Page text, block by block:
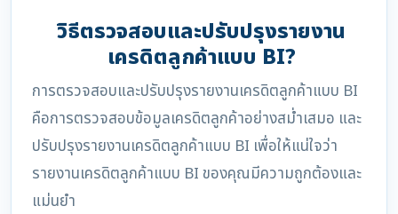
วิธีตรวจสอบและปรับปรุงรายงาน
เครดิตลูกค้าแบบ BI?
การตรวจสอบและปรับปรุงรายงานเครดิตลูกค้าแบบ BI
คือการตรวจสอบข้อมูลเครดิตลูกค้าอย่างสม่ำเสมอ และ
ปรับปรุงรายงานเครดิตลูกค้าแบบ BI เพื่อให้แน่ใจว่า
รายงานเครดิตลูกค้าแบบ BI ของคุณมีความถูกต้องและ
แม่นยำ